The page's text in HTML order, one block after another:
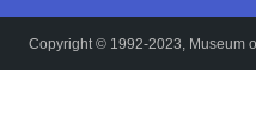
Copyright © 1992-2023, Museum